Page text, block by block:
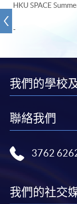
HKU SPACE
-
我們的學校
聯絡我們
3762
我們的社交